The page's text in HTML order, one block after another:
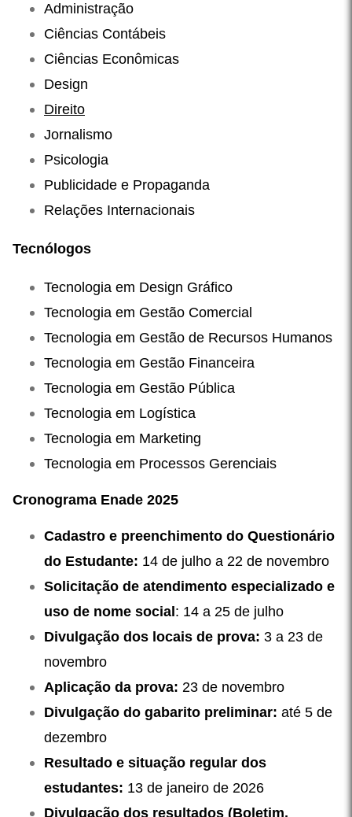
Administração
Ciências Contábeis
Ciências Econômicas
Design
Direito
Jornalismo
Psicologia
Publicidade e Propaganda
Relações Internacionais
Tecnólogos
Tecnologia em Design Gráfico
Tecnologia em Gestão Comercial
Tecnologia em Gestão de Recursos Humanos
Tecnologia em Gestão Financeira
Tecnologia em Gestão Pública
Tecnologia em Logística
Tecnologia em Marketing
Tecnologia em Processos Gerenciais
Cronograma Enade 2025
Cadastro e preenchimento do Questionário
do Estudante: 14 de julho a 22 de novembro
Solicitação de atendimento especializado e
uso de nome social : 14 a 25 de julho
Divulgação dos locais de prova: 3 a 23 de
novembro
Aplicação da prova: 23 de novembro
Divulgação do gabarito preliminar: até 5 de
dezembro
Resultado e situação regular dos
estudantes: 13 de janeiro de 2026
Divulgação dos resultados (Boletim,